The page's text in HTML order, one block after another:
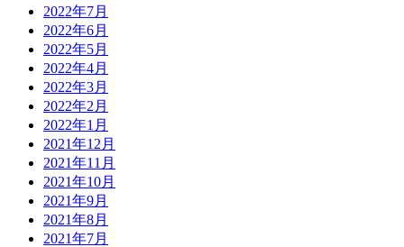
2022年7月
2022年6月
2022年5月
2022年4月
2022年3月
2022年2月
2022年1月
2021年12月
2021年11月
2021年10月
2021年9月
2021年8月
2021年7月